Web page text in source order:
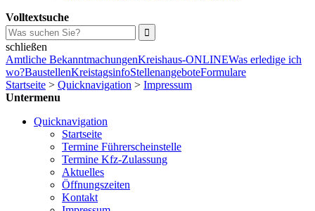
Volltextsuche
schließen
Amtliche BekanntmachungenKreishaus-ONLINEWas erledige ich
wo?BaustellenKreistagsinfoStellenangeboteFormulare
Startseite > Quicknavigation > Impressum
Untermenu
Quicknavigation
Startseite
Termine Führerscheinstelle
Termine Kfz-Zulassung
Aktuelles
Öffnungszeiten
Kontakt